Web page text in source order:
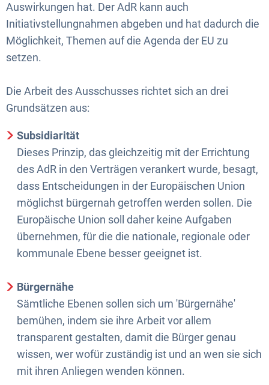
Auswirkungen hat. Der AdR kann auch
Initiativstellungnahmen abgeben und hat dadurch die
Möglichkeit, Themen auf die Agenda der EU zu
setzen.
Die Arbeit des Ausschusses richtet sich an drei
Grundsätzen aus:
Subsidiarität
Dieses Prinzip, das gleichzeitig mit der Errichtung
des AdR in den Verträgen verankert wurde, besagt,
dass Entscheidungen in der Europäischen Union
möglichst bürgernah getroffen werden sollen. Die
Europäische Union soll daher keine Aufgaben
übernehmen, für die die nationale, regionale oder
kommunale Ebene besser geeignet ist.
Bürgernähe
Sämtliche Ebenen sollen sich um 'Bürgernähe'
bemühen, indem sie ihre Arbeit vor allem
transparent gestalten, damit die Bürger genau
wissen, wer wofür zuständig ist und an wen sie sich
mit ihren Anliegen wenden können.